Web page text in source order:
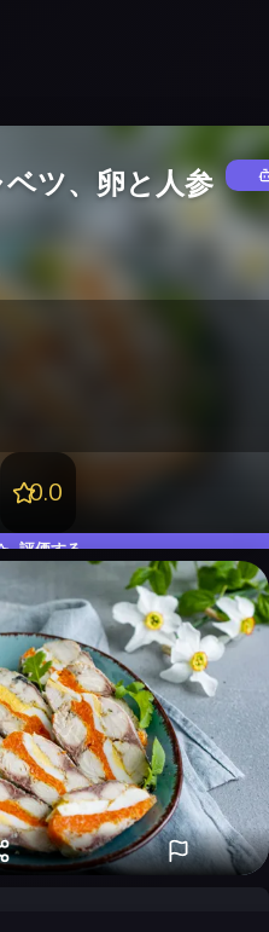
ツ、卵と人参
0.0
評価する